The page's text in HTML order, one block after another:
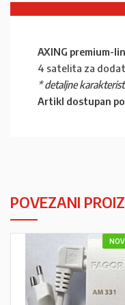
AXING premium-
4 satelita za
* detaljne
Artikl dostupan po
POVEZANI